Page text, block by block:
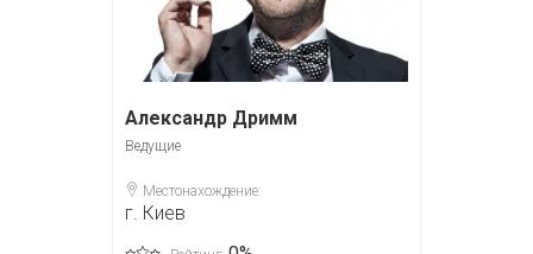
Александр Дримм
Ведущие
Местонахождение:
г. Киев